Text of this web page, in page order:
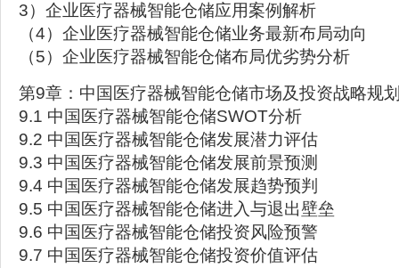
3）企业医疗器械智能仓储应用案例解析
（4）企业医疗器械智能仓储业务最新布局动向
（5）企业医疗器械智能仓储布局优劣势分析
第9章：中国医疗器械智能仓储市场及投资战略规
9.1 中国医疗器械智能仓储SWOT分析
9.2 中国医疗器械智能仓储发展潜力评估
9.3 中国医疗器械智能仓储发展前景预测
9.4 中国医疗器械智能仓储发展趋势预判
9.5 中国医疗器械智能仓储进入与退出壁垒
9.6 中国医疗器械智能仓储投资风险预警
9.7 中国医疗器械智能仓储投资价值评估